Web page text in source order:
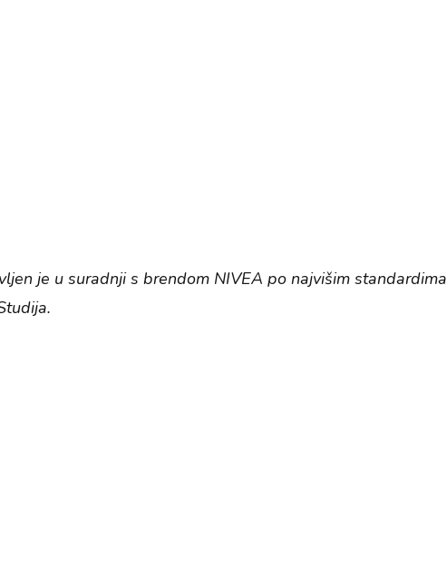
je u suradnji s brendom NIVEA po najvišim standardima